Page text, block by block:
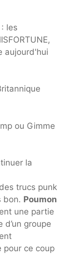
ou Gimme
la
trucs punk
bon. Poumon
une partie
groupe
pour ce coup